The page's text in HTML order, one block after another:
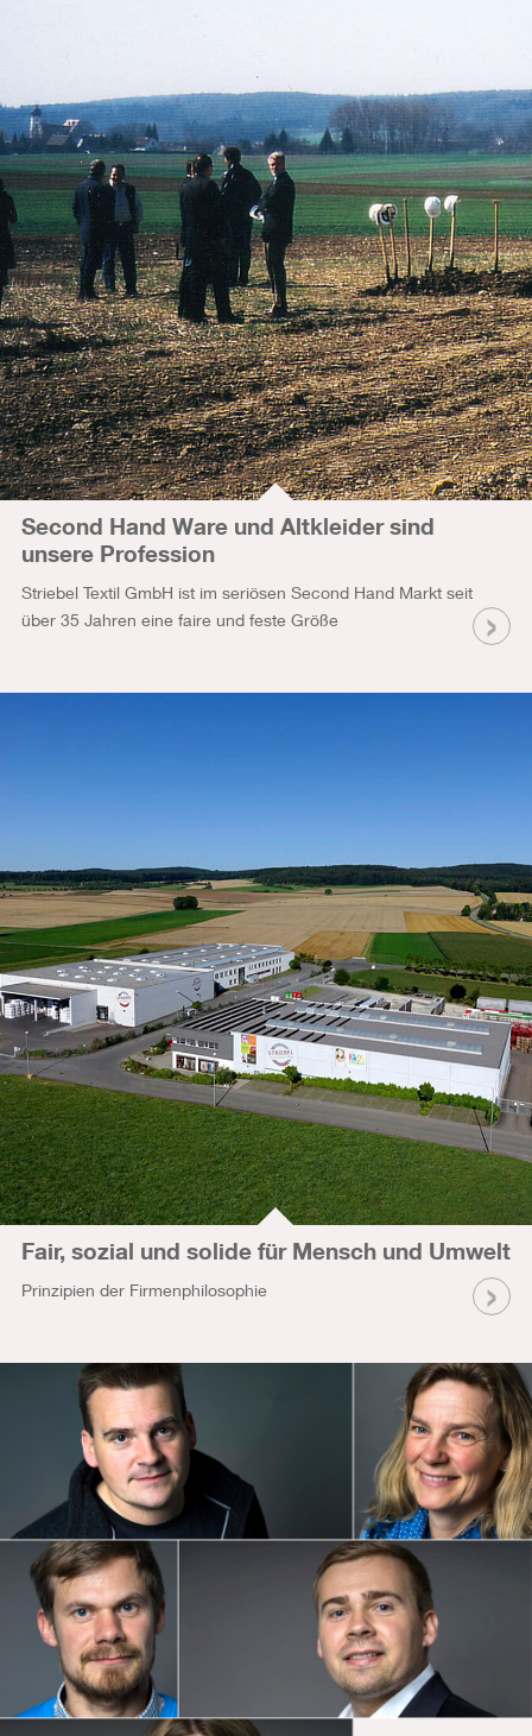
Second Hand Ware und Altkleider sind
unsere Profession
Striebel Textil GmbH ist im seriösen Second Hand Markt seit
über 35 Jahren eine faire und feste Größe
Fair, sozial und solide für Mensch und Umwelt
Prinzipien der Firmenphilosophie